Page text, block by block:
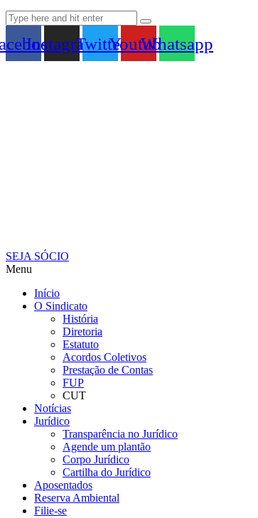
InstagramTwitterYoutubeWhatsapp
SEJA SÓCIO
Menu
Início
O Sindicato
História
Diretoria
Estatuto
Acordos Coletivos
Prestação de Contas
FUP
CUT
Notícias
Jurídico
Transparência no Jurídico
Agende um plantão
Corpo Jurídico
Cartilha do Jurídico
Aposentados
Reserva Ambiental
Filie-se